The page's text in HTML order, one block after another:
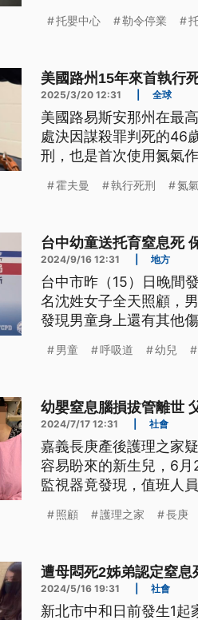
托嬰中心 勒令停業
美國路州15年來首執行
2025/3/20 12:31 全球
美國路易斯安那州在最
處決因謀殺罪判死的46
刑，也是首次使用氮氣
霍夫曼 執行死刑 氮
台中幼童送托育窒息死
2024/9/16 12:31 地方
台中市昨（15）日晚間
名沈姓女子全天照顧，
發現男童身上還有其他
男童 呼吸道 幼兒
幼嬰窒息腦損拔管離世
2024/7/17 12:31 社會
嘉義長庚產後護理之家
容易盼來的新生兒，6
監視器竟發現，值班人
當照顧，會持續關懷家
照顧 護理之家 長庚
遭母悶死2姊弟認定窒
2024/5/16 19:31 社會
新北市中和日前發生1起